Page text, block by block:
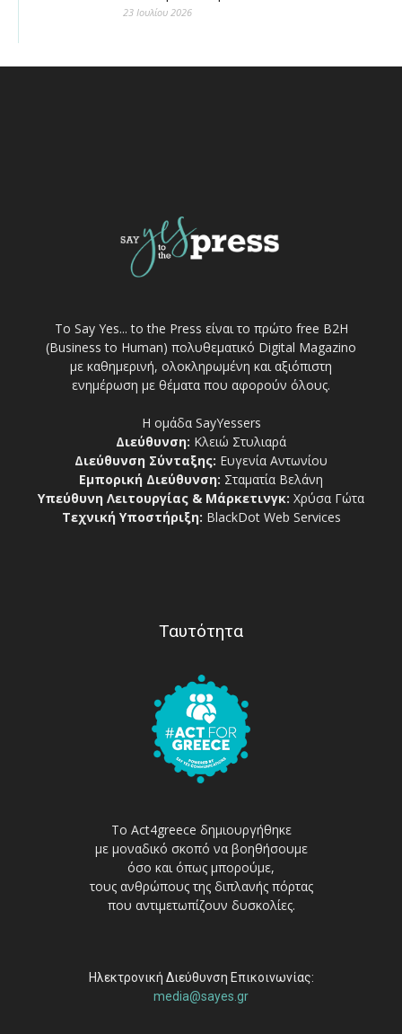
23 Ιουλίου 2026
Το Say Yes... to the Press είναι το πρώτο free Β2Η
(Business to Human) πολυθεματικό Digital Magazino
με καθημερινή, ολοκληρωμένη και αξιόπιστη
ενημέρωση με θέματα που αφορούν όλους.
Η ομάδα SayYessers
Διεύθυνση: Κλειώ Στυλιαρά
Διεύθυνση Σύνταξης: Ευγενία Αντωνίου
Εμπορική Διεύθυνση: Σταματία Βελάνη
Υπεύθυνη Λειτουργίας & Μάρκετινγκ: Χρύσα Γώτα
Τεχνική Υποστήριξη: BlackDot Web Services
Ταυτότητα
Το Act4greece δημιουργήθηκε
με μοναδικό σκοπό να βοηθήσουμε
όσο και όπως μπορούμε,
τους ανθρώπους της διπλανής πόρτας
που αντιμετωπίζουν δυσκολίες.
Ηλεκτρονική Διεύθυνση Επικοινωνίας:
media@sayes.gr